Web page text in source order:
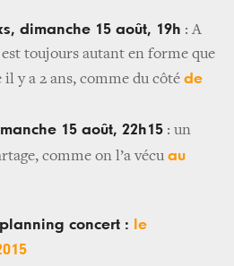
dimanche 15 août, 19h : A
toujours autant en forme que
y a 2 ans, comme du côté de
15 août, 22h15 : un
comme on l’a vécu au
concert :
le